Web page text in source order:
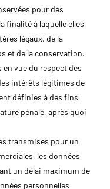
pour des
finalité à laquelle elles
légaux, de la
et de la conservation.
vue du respect des
intérêts légitimes de
définies à des fins
pénale, après quoi
transmises pour un
les données
un délai maximum de
personnelles